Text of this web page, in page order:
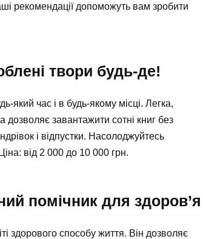
рекомендації допоможуть вам зробити
твори будь-де!
який час і в будь-якому місці. Легка,
завантажити сотні книг без
і відпустки. Насолоджуйтесь
від 2 000 до 10 000 грн.
помічник для здоров’я
здорового способу життя. Він дозволяє